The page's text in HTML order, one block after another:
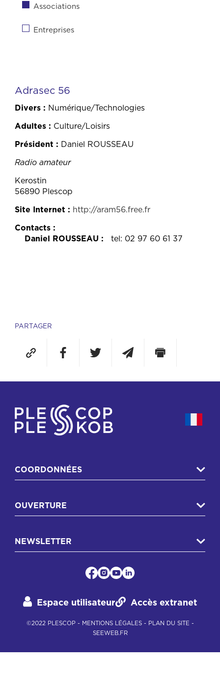
Associations
Entreprises
Adrasec 56
Divers
Numérique/Technologies
Adultes
Culture/Loisirs
Président
Daniel ROUSSEAU
Radio amateur
Kerostin
56890 Plescop
Site Internet
http://aram56.free.fr
Contacts
Daniel ROUSSEAU
tel: 02 97 60 61 37
PARTAGER
COORDONNÉES
OUVERTURE
NEWSLETTER
Espace utilisateur Accès extranet
©2022 PLESCOP - MENTIONS LÉGALES- PLAN DU SITE -
SEEWEB.FR